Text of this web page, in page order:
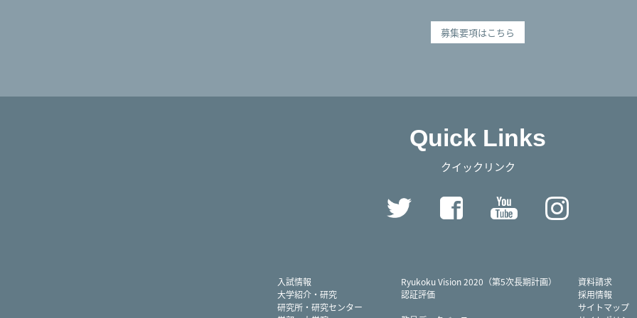
募集要項はこちら
Quick Links
クイックリンク
Twitter FacebookYouTube
入試情報
大学紹介・研究
研究所・研究センター
Ryukoku Vision 2020（第5次長期計画）
認証評価
資料請求
採用情報
サイトマップ